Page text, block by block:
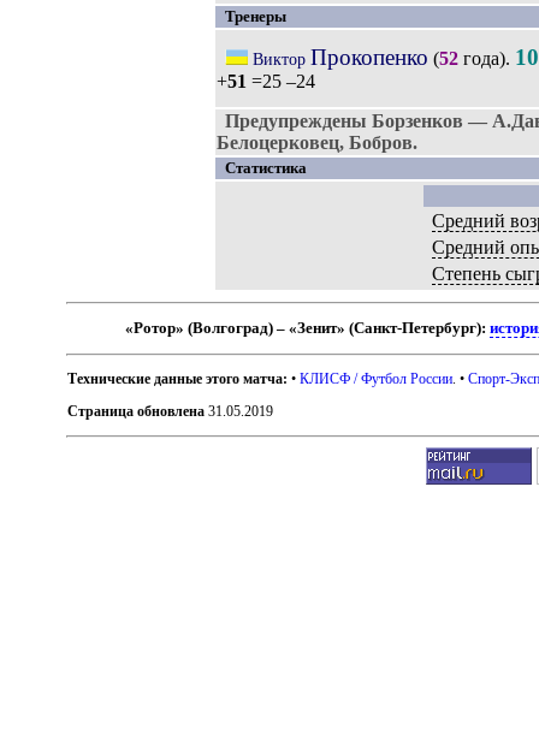
Тренеры
Виктор Прокопенко (52года).
+51 =25 –24
Предупреждены Борзенков —
Белоцерковец, Бобров.
Статистика
Средний
Средний
Степень
«Ротор» (Волгоград) – «Зенит» (Санкт-Петербург):
Технические данные этого матча: •КЛИСФ / Футбол России . •Спорт-
Страница обновлена 31.05.2019